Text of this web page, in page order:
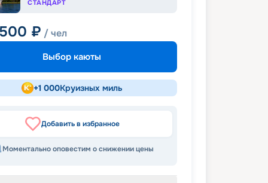
СТАНДАРТ
₽ / чел
Выбор каюты
+1 000Круизных миль
Добавить в избранное
Моментально оповестим о снижении цены